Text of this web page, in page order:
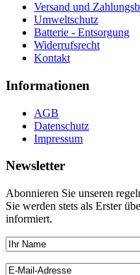
Versand und
Umweltschutz
Batterie - Entsorgung
Widerrufsrecht
Kontakt
Informationen
AGB
Datenschutz
Impressum
Newsletter
Abonnieren Sie unseren
Sie werden stets als Erster
informiert.